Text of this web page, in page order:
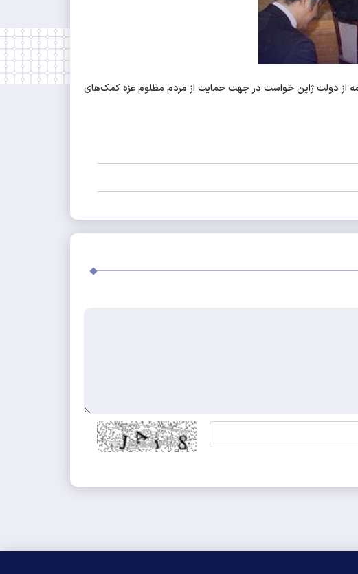
از دولت ژاپن خواست در جهت حمایت از مردم مظلوم غزه کمک‌های